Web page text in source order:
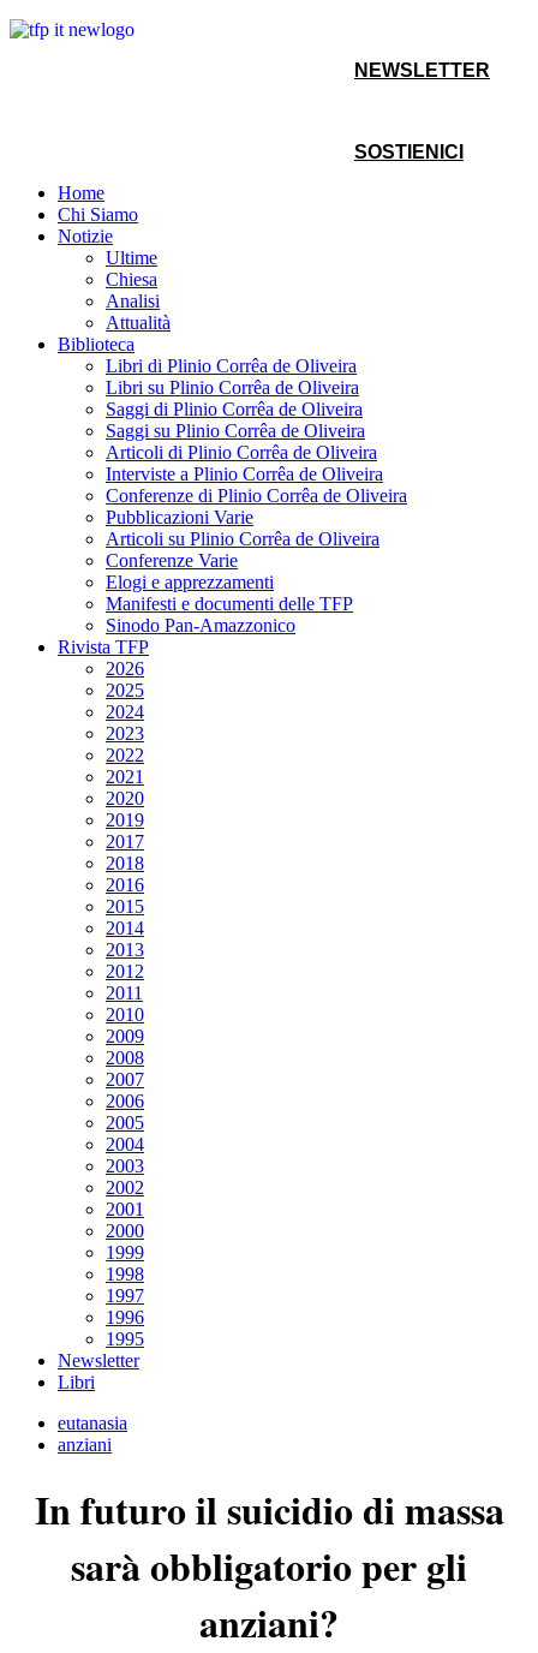
NEWSLETTER
SOSTIENICI
Home
Chi Siamo
Notizie
Ultime
Chiesa
Analisi
Attualità
Biblioteca
Libri di Plinio Corrêa de Oliveira
Libri su Plinio Corrêa de Oliveira
Saggi di Plinio Corrêa de Oliveira
Saggi su Plinio Corrêa de Oliveira
Articoli di Plinio Corrêa de Oliveira
Interviste a Plinio Corrêa de Oliveira
Conferenze di Plinio Corrêa de Oliveira
Pubblicazioni Varie
Articoli su Plinio Corrêa de Oliveira
Conferenze Varie
Elogi e apprezzamenti
Manifesti e documenti delle TFP
Sinodo Pan-Amazzonico
Rivista TFP
2026
2025
2024
2023
2022
2021
2020
2019
2017
2018
2016
2015
2014
2013
2012
2011
2010
2009
2008
2007
2006
2005
2004
2003
2002
2001
2000
1999
1998
1997
1996
1995
Newsletter
Libri
eutanasia
anziani
In futuro il suicidio di massa
sarà obbligatorio per gli
anziani?